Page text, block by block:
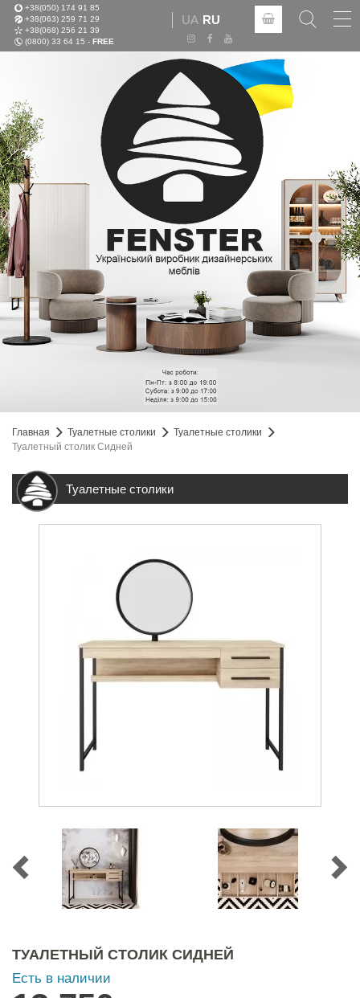
+38(050) 174 91 85
+38(063) 259 71 29
+38(068) 256 21 39
(0800) 33 64 15 - FREE
UA RU
Главная Туалетные столики
Туалетные столики
Туалетный столик Сидней
Туалетные столики
ТУАЛЕТНЫЙ СТОЛИК СИДНЕЙ
Есть в наличии